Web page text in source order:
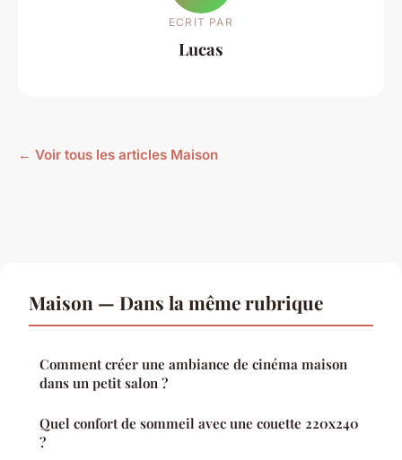
ECRIT PAR
Lucas
← Voir tous les articles Maison
Maison — Dans la même rubrique
Comment créer une ambiance de cinéma maison
dans un petit salon ?
Quel confort de sommeil avec une couette 220x240
?